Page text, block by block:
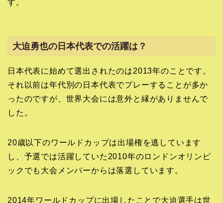
す。
大迫勇也の日本代表での活躍は？
日本代表に始めて選出されたのは2013年のことです。
それ以前は年代別の日本代表でプレーすることが多か
ったのですが、世界大会には意外と縁がありませんで
した。
20歳以下のワールドカップは出場権を逃しています
し、予選では活躍していた2010年のロンドンオリンピ
ックでも大会メンバーからは落選しています。
2014年ワールドカップに出場したことで大迫選手は世